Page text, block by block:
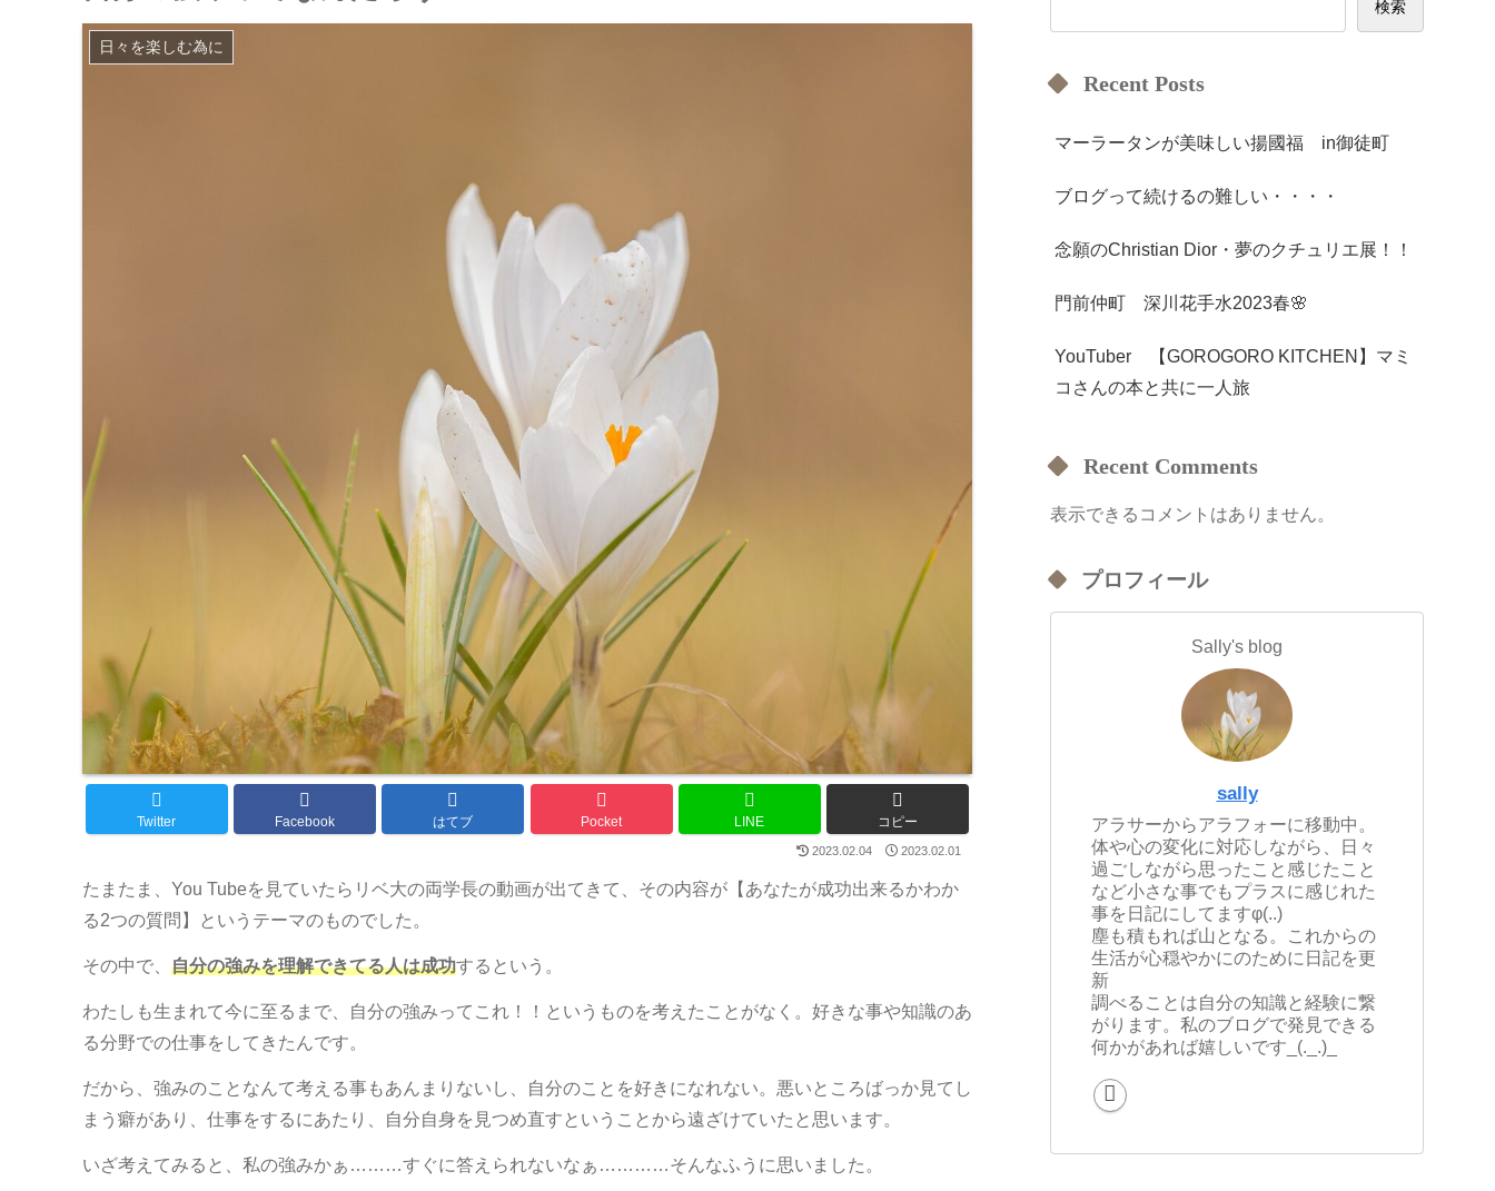
日々を楽しむ為に
Twitter Facebook はてブ Pocket LINE コピー
2023.02.04 2023.02.01
たまたま、You Tubeを見ていたらリベ大の両学長の動画が出てきて、その内容が【あなたが成功出来るかわか
る2つの質問】というテーマのものでした。
その中で、 自分の強みを理解できてる人は成功するという。
わたしも生まれて今に至るまで、自分の強みってこれ！！というものを考えたことがなく。好きな事や知識のあ
る分野での仕事をしてきたんです。
だから、強みのことなんて考える事もあんまりないし、自分のことを好きになれない。悪いところばっか見てし
まう癖があり、仕事をするにあたり、自分自身を見つめ直すということから遠ざけていたと思います。
いざ考えてみると、私の強みかぁ………すぐに答えられないなぁ…………そんなふうに思いました。
検索
Recent Posts
マーラータンが美味しい揚國福 in御徒町
ブログって続けるの難しい・・・・
念願のChristian Dior・夢のクチュリエ展！！
門前仲町 深川花手水2023春🌸
YouTuber 【GOROGORO KITCHEN】マミ
コさんの本と共に一人旅
Recent Comments
表示できるコメントはありません。
プロフィール
Sally's blog
sally
アラサーからアラフォーに移動中。
体や心の変化に対応しながら、日々
過ごしながら思ったこと感じたこと
など小さな事でもプラスに感じれた
事を日記にしてますφ(..)
塵も積もれば山となる。これからの
生活が心穏やかにのために日記を更
新
調べることは自分の知識と経験に繋
がります。私のブログで発見できる
何かがあれば嬉しいです_(._.)_